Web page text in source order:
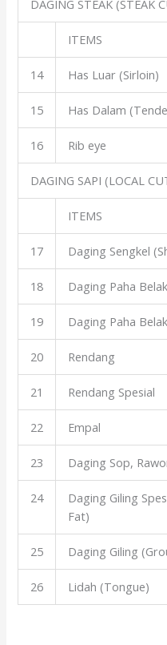
DAGING STEAK (STEAK
ITEMS
14 Has Luar (Sirloin)
15 Has Dalam
16 Rib eye
DAGING SAPI (LOCAL
ITEMS
17 Daging Sengkel
18 Daging Paha
19 Daging Paha
20 Rendang
21 Rendang Spesial
22 Empal
23 Daging Sop,
24
Daging Giling
Fat)
25 Daging Giling
26 Lidah (Tongue)